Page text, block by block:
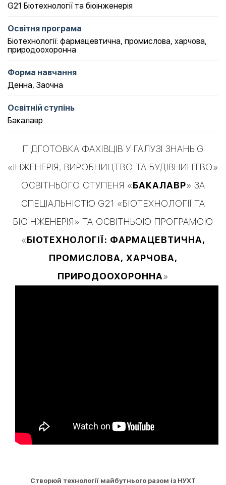
G21 Біотехнології та біоінженерія
Освітня програма
Біотехнології: фармацевтична, промислова, харчова,
природоохоронна
Форма навчання
Денна, Заочна
Освітній ступінь
Бакалавр
ПІДГОТОВКА ФАХІВЦІВ У ГАЛУЗІ ЗНАНЬ G
«ІНЖЕНЕРІЯ, ВИРОБНИЦТВО ТА БУДІВНИЦТВО»
ОСВІТНЬОГО СТУПЕНЯ «БАКАЛАВР» ЗА
СПЕЦІАЛЬНІСТЮ G21 «БІОТЕХНОЛОГІЇ ТА
БІОІНЖЕНЕРІЯ» ТА ОСВІТНЬОЮ ПРОГРАМОЮ
«БІОТЕХНОЛОГІЇ: ФАРМАЦЕВТИЧНА,
ПРОМИСЛОВА, ХАРЧОВА,
ПРИРОДООХОРОННА»
Створюй технології майбутнього разом із НУХТ